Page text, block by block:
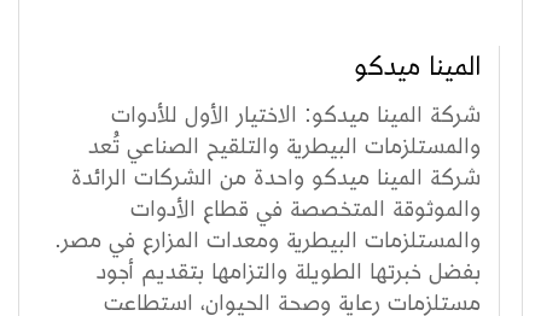
المينا ميدكو
شركة المينا ميدكو: الاختيار الأول للأدوات
والمستلزمات البيطرية والتلقيح الصناعي تُعد
شركة المينا ميدكو واحدة من الشركات الرائدة
والموثوقة المتخصصة في قطاع الأدوات
والمستلزمات البيطرية ومعدات المزارع في مصر.
بفضل خبرتها الطويلة والتزامها بتقديم أجود
مستلزمات رعاية وصحة الحيوان، استطاعت